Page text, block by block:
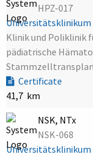
HPZ-017
Universitätsklinikum
Klinik und Poliklinik
pädiatrische
Certificate
41,7 km
NSK, NTx
NSK-068
Universitätsklinikum